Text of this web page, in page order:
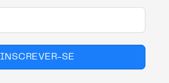
INSCREVER-SE